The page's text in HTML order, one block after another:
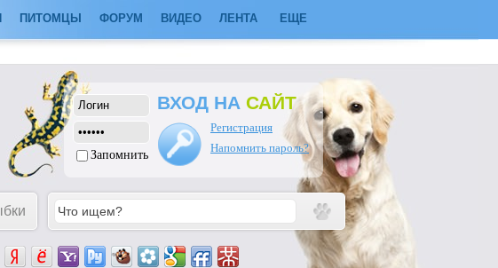
ПИТОМЦЫ ФОРУМ ВИДЕО ЛЕНТА ЕЩЕ
Запомнить
ВХОД НА САЙТ
Регистрация
Напомнить пароль?